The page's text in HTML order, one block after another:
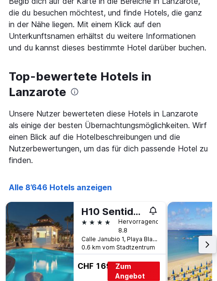
Das
Diagramm
hat
1
X-
die
Anzahl
der
vor
dem
Aufenthalt
anzeigt
Das
Diagramm
Y-
die
durchschnittlichen
Zimmerpreis
anzeigt
die du besuchen möchtest, und finde Hotels, die ganz
in der Nähe liegen. Mit einem Klick auf den
Unterkunftsnamen erhältst du weitere Informationen
und du kannst dieses bestimmte Hotel darüber buchen.
Top-bewertete Hotels in
Lanzarote
Unsere Nutzer bewerteten diese Hotels in Lanzarote
als einige der besten Übernachtungsmöglichkeiten. Wirf
einen Blick auf die Hotelbeschreibungen und die
Nutzerbewertungen, um das für dich passende Hotel zu
finden.
Alle 8’646 Hotels anzeigen
H10 Sentido White Suites
4 Sterne
Hervorragend
8.8
Calle Janubio 1, Playa Blanca, Lanzarote, Spanien
0.6 km vom Stadtzentrum
CHF 169
Zum
Angebot